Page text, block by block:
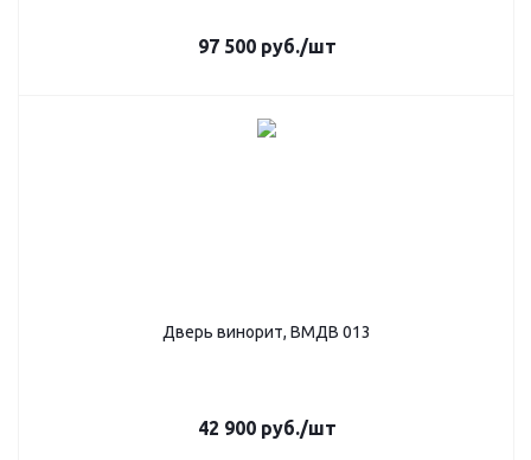
97 500руб./шт
Дверь винорит, ВМДВ 013
42 900руб./шт